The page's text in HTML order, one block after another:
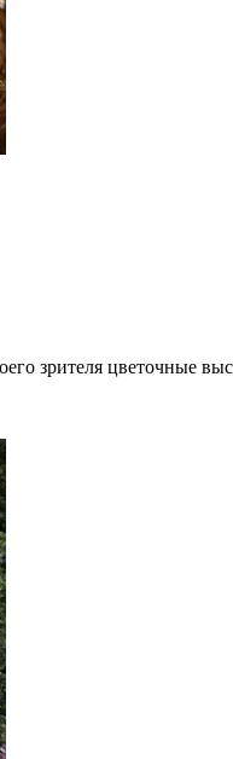
зрителя цветочные